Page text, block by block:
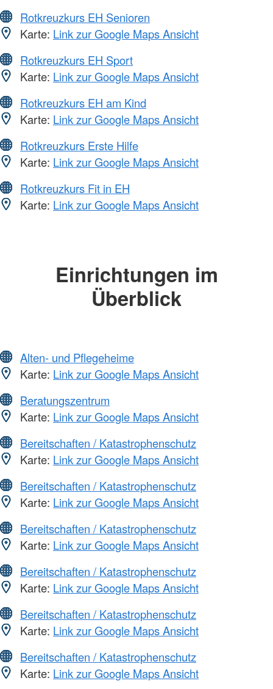
Rotkreuzkurs EH Senioren
Karte: Link zur Google Maps Ansicht
Rotkreuzkurs EH Sport
Karte: Link zur Google Maps Ansicht
Rotkreuzkurs EH am Kind
Karte: Link zur Google Maps Ansicht
Rotkreuzkurs Erste Hilfe
Karte: Link zur Google Maps Ansicht
Rotkreuzkurs Fit in EH
Karte: Link zur Google Maps Ansicht
Einrichtungen im
Überblick
Alten- und Pflegeheime
Karte: Link zur Google Maps Ansicht
Beratungszentrum
Karte: Link zur Google Maps Ansicht
Bereitschaften / Katastrophenschutz
Karte: Link zur Google Maps Ansicht
Bereitschaften / Katastrophenschutz
Karte: Link zur Google Maps Ansicht
Bereitschaften / Katastrophenschutz
Karte: Link zur Google Maps Ansicht
Bereitschaften / Katastrophenschutz
Karte: Link zur Google Maps Ansicht
Bereitschaften / Katastrophenschutz
Karte: Link zur Google Maps Ansicht
Bereitschaften / Katastrophenschutz
Karte: Link zur Google Maps Ansicht